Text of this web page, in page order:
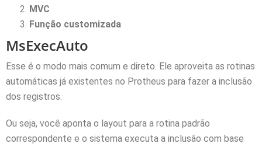
MVC
Função customizada
MsExecAuto
Esse é o modo mais comum e direto. Ele aproveita as rotinas
automáticas já existentes no Protheus para fazer a inclusão
dos registros.
Ou seja, você aponta o layout para a rotina padrão
correspondente e o sistema executa a inclusão com base